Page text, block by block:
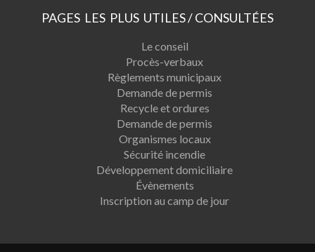
PAGES LES PLUS UTILES / CONSULTÉES
Le conseil
Procès-verbaux
Règlements municipaux
Demande de permis
Recycle et ordures
Demande de permis
Organismes locaux
Sécurité incendie
Développement domiciliaire
Évènements
Inscription au camp de jour